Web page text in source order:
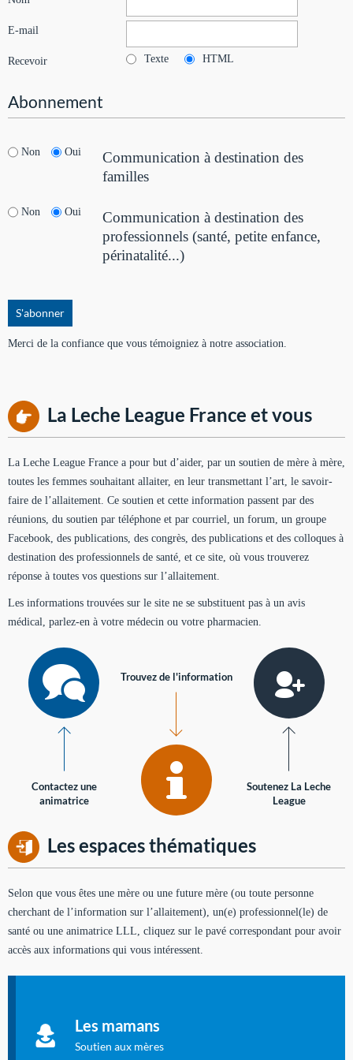
E-mail
Recevoir Texte HTML
Abonnement
Non Oui
Communication à destination des
familles
Non Oui
Communication à destination des
professionnels (santé, petite enfance,
périnatalité...)
Merci de la confiance que vous témoigniez à notre association.
La Leche League France et vous
La Leche League France a pour but d’aider, par un soutien de mère à mère,
toutes les femmes souhaitant allaiter, en leur transmettant l’art, le savoir-
faire de l’allaitement. Ce soutien et cette information passent par des
réunions, du soutien par téléphone et par courriel, un forum, un groupe
Facebook, des publications, des congrès, des publications et des colloques à
destination des professionnels de santé, et ce site, où vous trouverez
réponse à toutes vos questions sur l’allaitement.
Les informations trouvées sur le site ne se substituent pas à un avis
médical, parlez-en à votre médecin ou votre pharmacien.
Contactez une
animatrice
Trouvez de l'information
Soutenez La Leche
League
Les espaces thématiques
Selon que vous êtes une mère ou une future mère (ou toute personne
cherchant de l’information sur l’allaitement), un(e) professionnel(le) de
santé ou une animatrice LLL, cliquez sur le pavé correspondant pour avoir
accès aux informations qui vous intéressent.
Les mamans
Soutien aux mères
à allaiter et vous informer : toutes les rubriques qui
concernent l'allaitement.